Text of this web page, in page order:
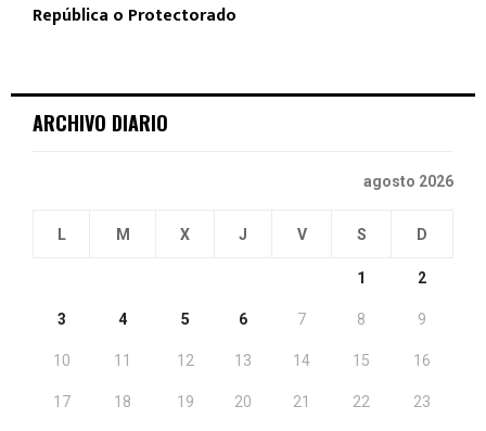
República o Protectorado
ARCHIVO DIARIO
agosto 2026
L M X J V S D
1 2
3 4 5 6 7 8 9
10 11 12 13 14 15 16
17 18 19 20 21 22 23